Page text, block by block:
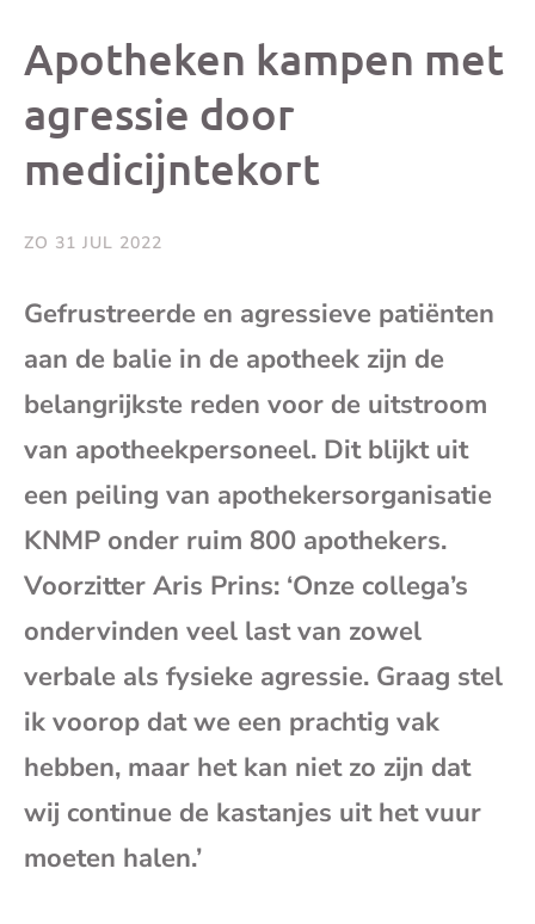
Apotheken kampen met
agressie door
medicijntekort
ZO 31 JUL 2022
Gefrustreerde en agressieve patiënten
aan de balie in de apotheek zijn de
belangrijkste reden voor de uitstroom
van apotheekpersoneel. Dit blijkt uit
een peiling van apothekersorganisatie
KNMP onder ruim 800 apothekers.
Voorzitter Aris Prins: ‘Onze collega’s
ondervinden veel last van zowel
verbale als fysieke agressie. Graag stel
ik voorop dat we een prachtig vak
hebben, maar het kan niet zo zijn dat
wij continue de kastanjes uit het vuur
moeten halen.’